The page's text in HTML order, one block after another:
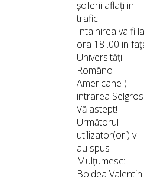
șoferii aflați in
trafic.
Intalnirea va fi la
ora 18 .00 in
Universității
Româno-
Americane (
intrarea
Vă astept!
Următorul
utilizator(ori) v-
au spus
Mulțumesc:
Boldea Valentin